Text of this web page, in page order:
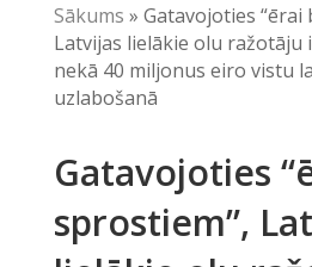
Sākums » Gatavojoties “ērai
Latvijas lielākie olu ražotāju
nekā 40 miljonus eiro vistu
uzlabošanā
Gatavojoties
sprostiem”,